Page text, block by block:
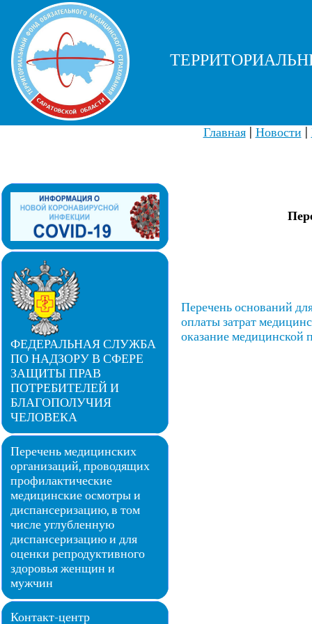
Главная| Новости
ФЕДЕРАЛЬНАЯ СЛУЖБА
ПО НАДЗОРУ В СФЕРЕ
ЗАЩИТЫ ПРАВ
ПОТРЕБИТЕЛЕЙ И
БЛАГОПОЛУЧИЯ
ЧЕЛОВЕКА
Перечень медицинских
организаций, проводящих
профилактические
медицинские осмотры и
диспансеризацию, в том
числе углубленную
диспансеризацию и для
оценки репродуктивного
здоровья женщин и
мужчин
Контакт-центр
Перечень оснований
оплаты затрат
оказание медицинской